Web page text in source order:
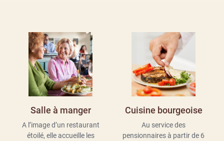
Salle à manger
A l’image d’un restaurant
étoilé, elle accueille les
Cuisine bourgeoise
Au service des
pensionnairesà partir de 6